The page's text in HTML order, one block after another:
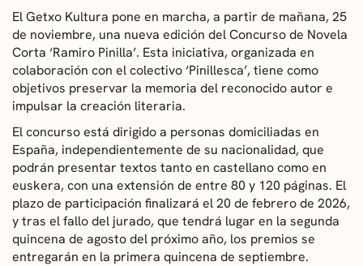
El Getxo Kultura pone en marcha, a partir de mañana, 25
de noviembre, una nueva edición del Concurso de Novela
Corta ‘Ramiro Pinilla’. Esta iniciativa, organizada en
colaboración con el colectivo ‘Pinillesca’, tiene como
objetivos preservar la memoria del reconocido autor e
impulsar la creación literaria.
El concurso está dirigido a personas domiciliadas en
España, independientemente de su nacionalidad, que
podrán presentar textos tanto en castellano como en
euskera, con una extensión de entre 80 y 120 páginas. El
plazo de participación finalizará el 20 de febrero de 2026,
y tras el fallo del jurado, que tendrá lugar en la segunda
quincena de agosto del próximo año, los premios se
entregarán en la primera quincena de septiembre.